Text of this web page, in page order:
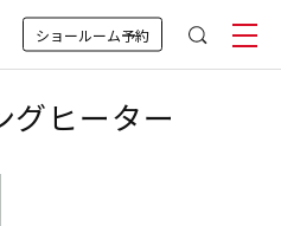
ショールーム予約
グヒーター